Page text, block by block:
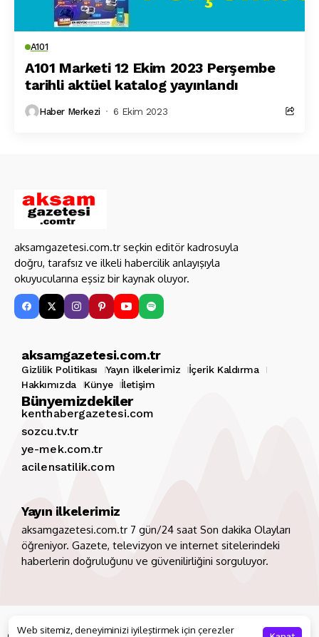
A101
A101 Marketi 12 Ekim 2023 Perşembe
tarihli aktüel katalog yayınlandı
Haber Merkezi 6 Ekim 2023
aksamgazetesi.com.tr seçkin editör kadrosuyla
doğru, tarafsız ve ilkeli habercilik anlayışıyla
okuyucularına eşsiz bir kaynak oluyor.
aksamgazetesi.com.tr
Gizlilik Politikası Yayın ilkelerimiz
İçerik Kaldırma
Hakkımızda
Künye İletişim
Bünyemizdekiler
kenthabergazetesi.com
sozcu.tv.tr
ye-mek.com.tr
acilensatilik.com
Yayın ilkelerimiz
aksamgazetesi.com.tr 7 gün/24 saat Son dakika Olayları
öğreniyor. Gazete, televizyon ve internet sitelerindeki
haberlerin doğruluğunu ve güvenilirliğini sorguluyor.
Web sitemiz, deneyiminizi iyileştirmek için çerezler